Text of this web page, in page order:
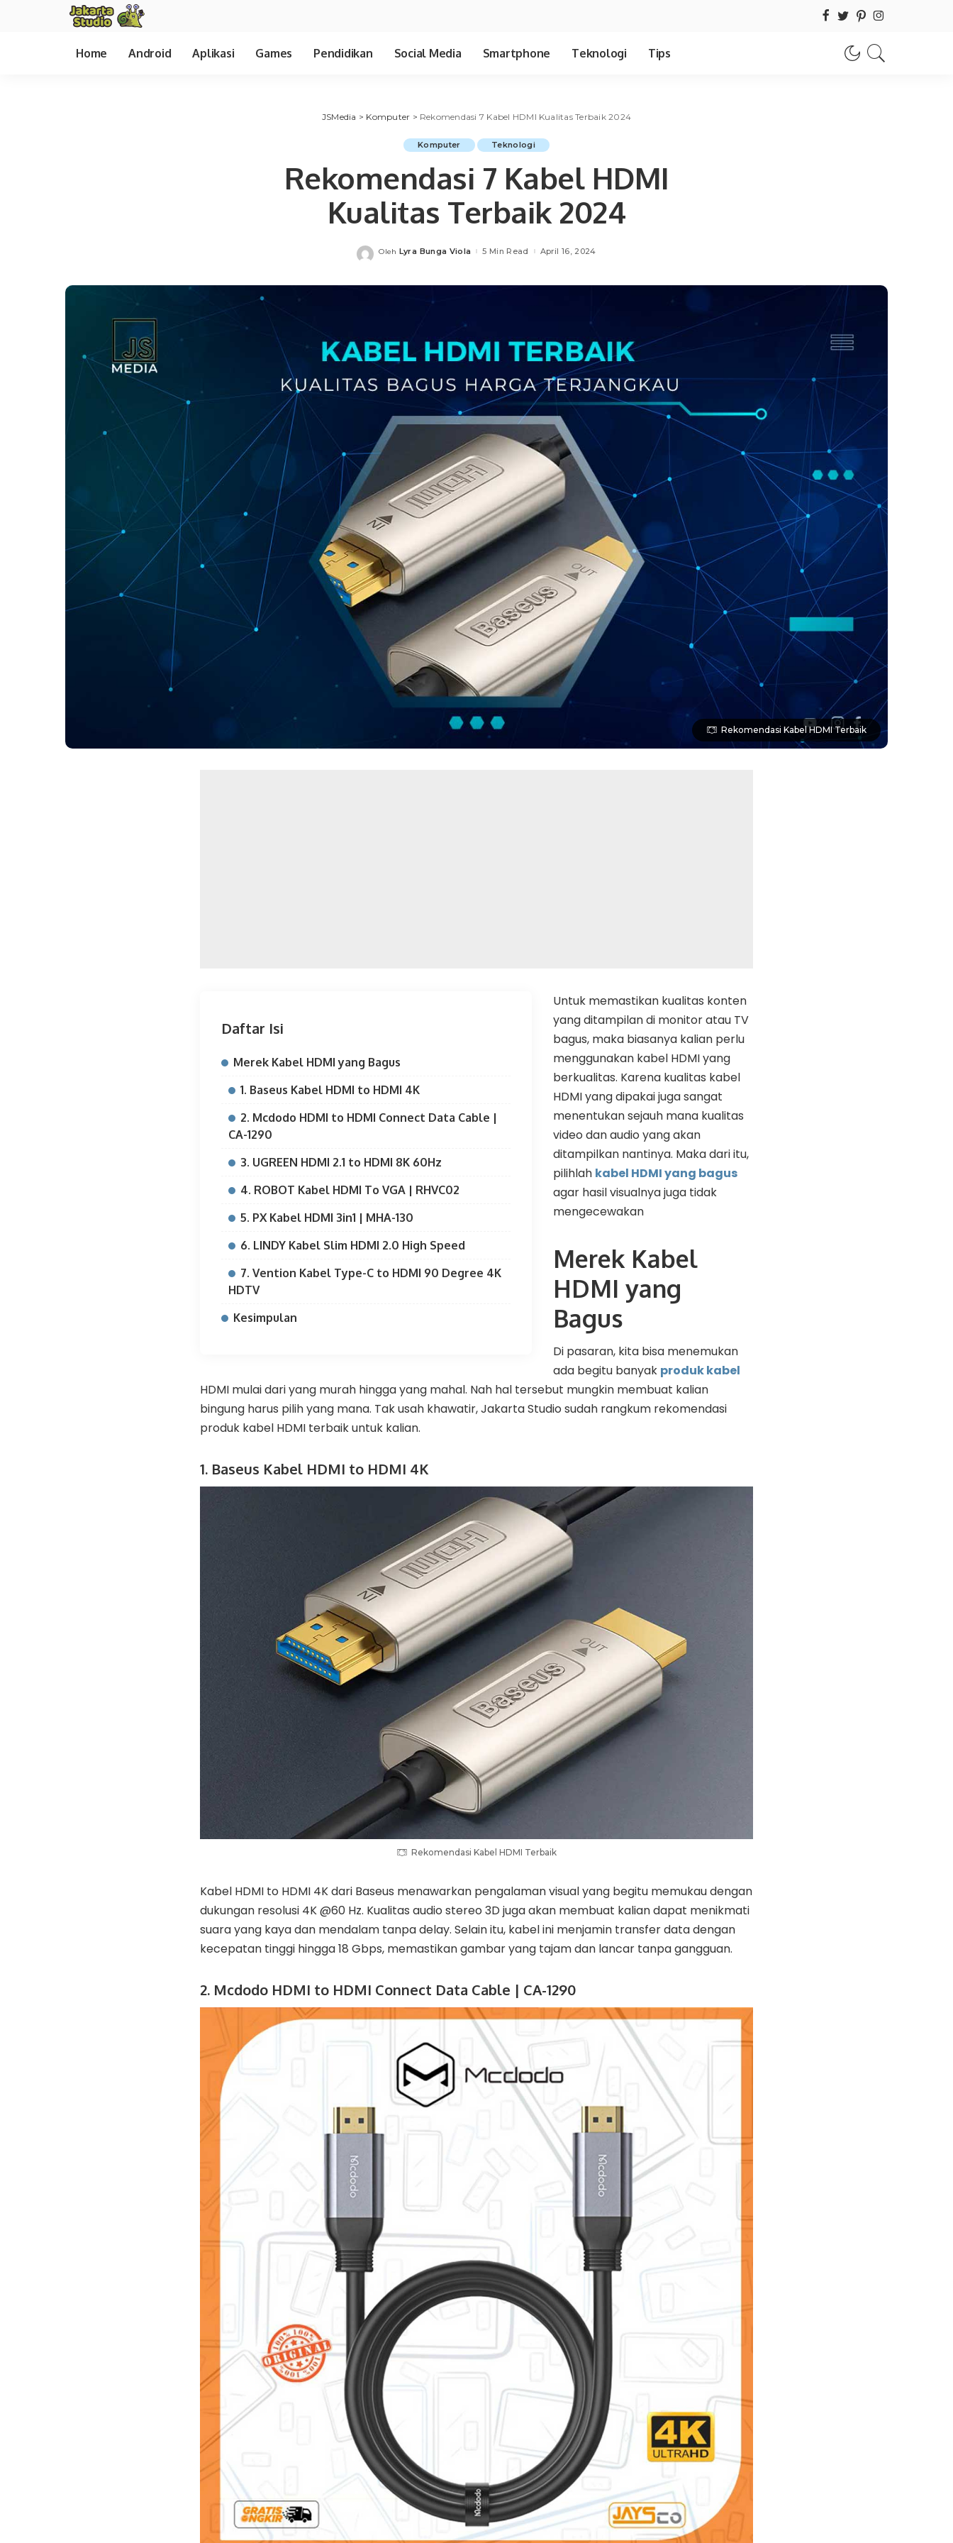
Home Android Aplikasi Games Pendidikan Social Media Smartphone Teknologi Tips
JSMedia > Komputer > Rekomendasi 7 Kabel HDMI Kualitas Terbaik 2024
Komputer Teknologi
Rekomendasi 7 Kabel HDMI
Kualitas Terbaik 2024
Posted
Oleh Lyra Bunga Viola 5 Min Read April 16, 2024
Rekomendasi Kabel HDMI Terbaik
Daftar Isi
Merek Kabel HDMI yang Bagus
1. Baseus Kabel HDMI to HDMI 4K
2. Mcdodo HDMI to HDMI Connect Data Cable |
CA-1290
3. UGREEN HDMI 2.1 to HDMI 8K 60Hz
4. ROBOT Kabel HDMI To VGA | RHVC02
5. PX Kabel HDMI 3in1 | MHA-130
6. LINDY Kabel Slim HDMI 2.0 High Speed
7. Vention Kabel Type-C to HDMI 90 Degree 4K
HDTV
Kesimpulan
Untuk memastikan kualitas konten
yang ditampilan di monitor atau TV
bagus, maka biasanya kalian perlu
menggunakan kabel HDMI yang
berkualitas. Karena kualitas kabel
HDMI yang dipakai juga sangat
menentukan sejauh mana kualitas
video dan audio yang akan
ditampilkan nantinya. Maka dari itu,
pilihlah kabel HDMI yang bagus
agar hasil visualnya juga tidak
mengecewakan
Merek Kabel
HDMI yang
Bagus
Di pasaran, kita bisa menemukan
ada begitu banyak produk kabel
HDMI mulai dari yang murah hingga yang mahal. Nah hal tersebut mungkin membuat kalian
bingung harus pilih yang mana. Tak usah khawatir, Jakarta Studio sudah rangkum rekomendasi
produk kabel HDMI terbaik untuk kalian.
1. Baseus Kabel HDMI to HDMI 4K
Rekomendasi Kabel HDMI Terbaik
Kabel HDMI to HDMI 4K dari Baseus menawarkan pengalaman visual yang begitu memukau dengan
dukungan resolusi 4K @60 Hz. Kualitas audio stereo 3D juga akan membuat kalian dapat menikmati
suara yang kaya dan mendalam tanpa delay. Selain itu, kabel ini menjamin transfer data dengan
kecepatan tinggi hingga 18 Gbps, memastikan gambar yang tajam dan lancar tanpa gangguan.
2. Mcdodo HDMI to HDMI Connect Data Cable | CA-1290